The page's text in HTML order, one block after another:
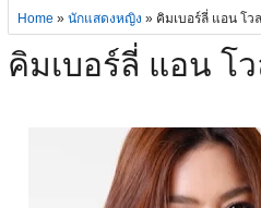
Home » นักแสดงหญิง » คิมเบอร์ลี่ แอน โว
คิมเบอร์ลี่ แอน โ